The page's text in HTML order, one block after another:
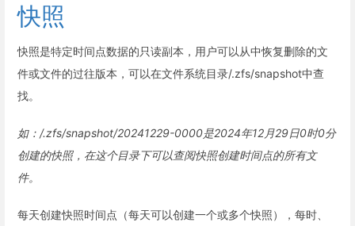
快照
快照是特定时间点数据的只读副本，用户可以从中恢复删除的文
件或文件的过往版本，可以在文件系统目录/.zfs/snapshot中查
找。
如：/.zfs/snapshot/20241229-0000是2024年12月29日0时0分
创建的快照，在这个目录下可以查阅快照创建时间点的所有文
件。
每天创建快照时间点（每天可以创建一个或多个快照），每时、